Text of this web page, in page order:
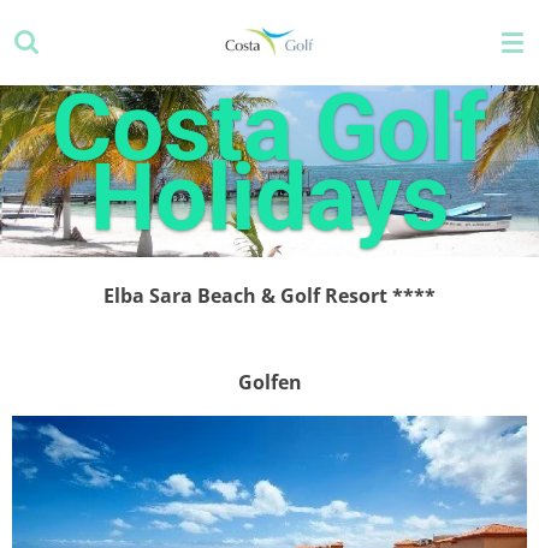
Hauptinhalt
springenCosta Golf
Holidays
Elba Sara Beach & Golf Resort****
Golfen